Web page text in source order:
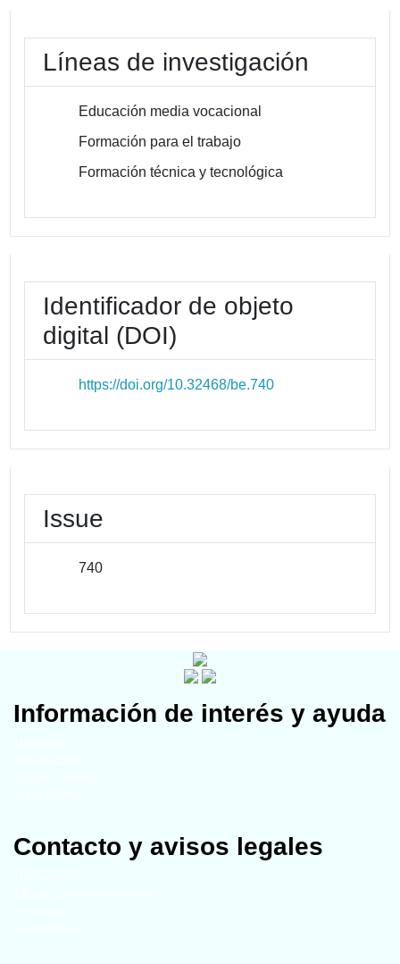
Líneas de investigación
Educación media vocacional
Formación para el trabajo
Formación técnica y tecnológica
Identificador de objeto
digital (DOI)
https://doi.org/10.32468/be.740
Issue
740
Información de interés y ayuda
Contacto y avisos legales